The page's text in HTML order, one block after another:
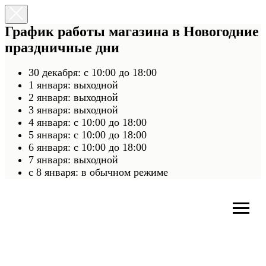
График работы магазина в Новогодние
праздничные дни
30 декабря: с 10:00 до 18:00
1 января: выходной
2 января: выходной
3 января: выходной
4 января: с 10:00 до 18:00
5 января: с 10:00 до 18:00
6 января: с 10:00 до 18:00
7 января: выходной
c 8 января: в обычном режиме